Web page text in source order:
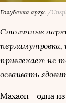
Голубянка аргус /
Столичные
перламутровка,
привлекает не
осваивать
Махаон – одна